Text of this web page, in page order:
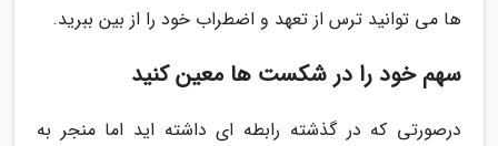
ها می توانید ترس از تعهد و اضطراب خود را از بین ببرید.
سهم خود را در شکست ها معین کنید
درصورتی که در گذشته رابطه ای داشته اید اما منجر به